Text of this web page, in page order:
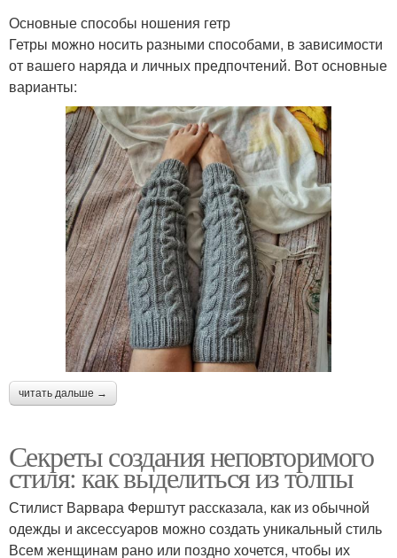
Основные способы ношения гетр
Гетры можно носить разными способами, в зависимости
от вашего наряда и личных предпочтений. Вот основные
варианты:
читать дальше →
Секреты создания неповторимого
стиля: как выделиться из толпы
Стилист Варвара Ферштут рассказала, как из обычной
одежды и аксессуаров можно создать уникальный стиль
Всем женщинам рано или поздно хочется, чтобы их